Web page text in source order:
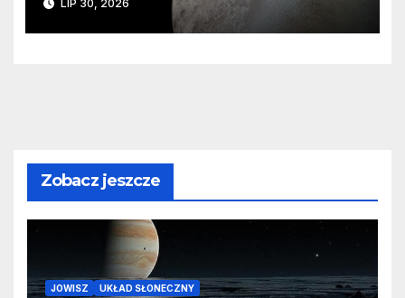
zaginionego lodu
LIP 30, 2026
Zobacz jeszcze
JOWISZ UKŁAD SŁONECZNY